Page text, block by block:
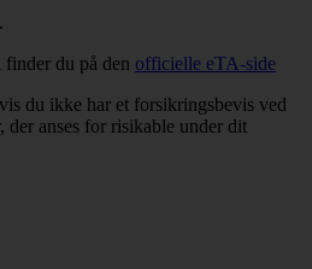
du på den officielle eTA-side
du ikke har et forsikringsbevis ved
anses for risikable under dit